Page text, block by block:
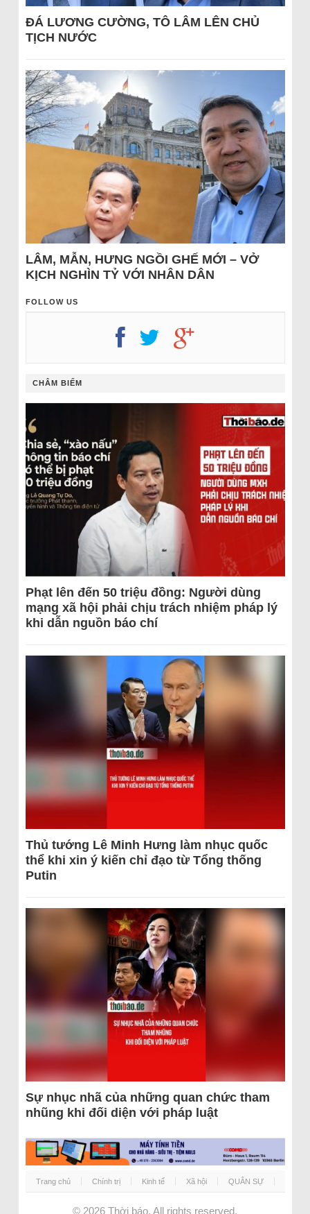
ĐÁ LƯƠNG CƯỜNG, TÔ LÂM LÊN CHỦ
TỊCH NƯỚC
LÂM, MẪN, HƯNG NGỒI GHẾ MỚI – VỞ
KỊCH NGHÌN TỶ VỚI NHÂN DÂN
FOLLOW US
CHÂM BIẾM
Phạt lên đến 50 triệu đồng: Người dùng
mạng xã hội phải chịu trách nhiệm pháp lý
khi dẫn nguồn báo chí
Thủ tướng Lê Minh Hưng làm nhục quốc
thể khi xin ý kiến chỉ đạo từ Tổng thống
Putin
Sự nhục nhã của những quan chức tham
nhũng khi đối diện với pháp luật
Trang chủ Chính trị Kinh tế Xã hội QUÂN SỰ
© 2026 Thời báo. All rights reserved.